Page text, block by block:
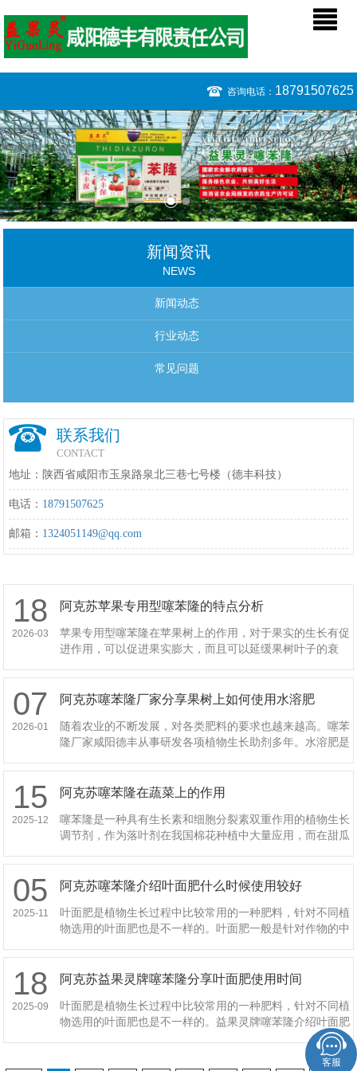
咨询电话： 18791507625
新闻资讯
NEWS
新闻动态
行业动态
常见问题
联系我们
CONTACT
地址：陕西省咸阳市玉泉路泉北三巷七号楼（德丰科技）
电话： 18791507625
邮箱： 1324051149@qq.com
18
2026-03
阿克苏苹果专用型噻苯隆的特点分析
苹果专用型噻苯隆在苹果树上的作用，对于果实的生长有促
进作用，可以促进果实膨大，而且可以延缓果树叶子的衰
是有一定的好处。苹果专用
07
2026-01
阿克苏噻苯隆厂家分享果树上如何使用水溶肥
随着农业的不断发展，对各类肥料的要求也越来越高。噻苯
隆厂家咸阳德丰从事研发各项植物生长助剂多年。水溶肥是
果园通常面积较大，而且
15
2025-12
阿克苏噻苯隆在蔬菜上的作用
噻苯隆是一种具有生长素和细胞分裂素双重作用的植物生长
调节剂，作为落叶剂在我国棉花种植中大量应用，而在甜瓜
以下作用：1.西葫芦：坐
05
2025-11
阿克苏噻苯隆介绍叶面肥什么时候使用较好
叶面肥是植物生长过程中比较常用的一种肥料，针对不同植
物选用的叶面肥也是不一样的。叶面肥一般是针对作物的中
则，除在追肥时添加一
18
2025-09
阿克苏益果灵牌噻苯隆分享叶面肥使用时间
叶面肥是植物生长过程中比较常用的一种肥料，针对不同植
物选用的叶面肥也是不一样的。益果灵牌噻苯隆介绍叶面肥
一般是针对作物的中微量元素使用的，在使用时我们应该遵
客服